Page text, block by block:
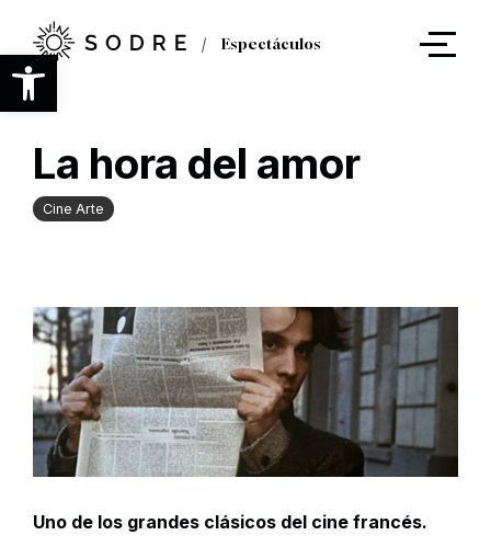
Abrir barra de herramientas
contenido
principal
Espectáculos
La hora del amor
Cine Arte
Uno de los grandes clásicos del cine francés.